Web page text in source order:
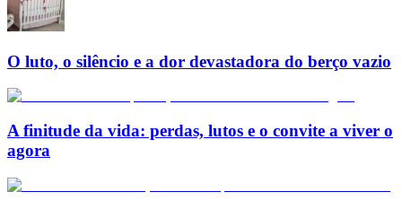
O luto, o silêncio e a dor devastadora do berço vazio
A finitude da vida: perdas, lutos e o convite a viver o
agora